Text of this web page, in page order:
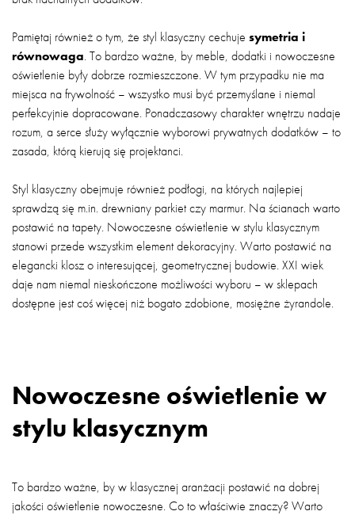
Pamiętaj również o tym, że styl klasyczny cechuje symetria i
równowaga. To bardzo ważne, by meble, dodatki i nowoczesne
oświetlenie były dobrze rozmieszczone. W tym przypadku nie ma
miejsca na frywolność – wszystko musi być przemyślane i niemal
perfekcyjnie dopracowane. Ponadczasowy charakter wnętrzu nadaje
rozum, a serce służy wyłącznie wyborowi prywatnych dodatków – to
zasada, którą kierują się projektanci.
Styl klasyczny obejmuje również podłogi, na których najlepiej
sprawdzą się m.in. drewniany parkiet czy marmur. Na ścianach warto
postawić na tapety. Nowoczesne oświetlenie w stylu klasycznym
stanowi przede wszystkim element dekoracyjny. Warto postawić na
elegancki klosz o interesującej, geometrycznej budowie. XXI wiek
daje nam niemal nieskończone możliwości wyboru – w sklepach
dostępne jest coś więcej niż bogato zdobione, mosiężne żyrandole.
Nowoczesne oświetlenie w
stylu klasycznym
To bardzo ważne, by w klasycznej aranżacji postawić na dobrej
jakości oświetlenie nowoczesne. Co to właściwie znaczy? Warto